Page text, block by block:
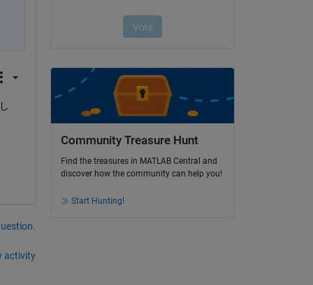
activity
Community Treasure Hunt
Find the treasures in MATLAB Central and
discover how the community can help you!
Start Hunting!